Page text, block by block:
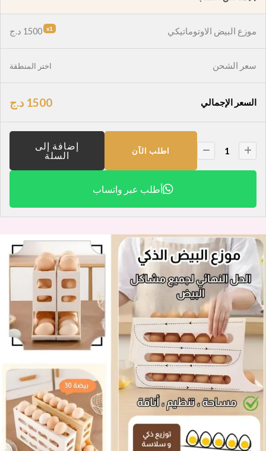
موزع البيض الاوتوماتيكي x1
1500 د.ج
سعر الشحن اختر المنطقة
السعر الإجمالي 1500 د.ج
اطلب الآن
إضافة إلى
السلة
أطلب عبر واتساب